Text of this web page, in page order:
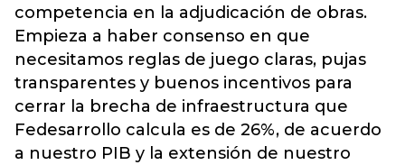
competencia en la adjudicación de obras.
Empieza a haber consenso en que
necesitamos reglas de juego claras, pujas
transparentes y buenos incentivos para
cerrar la brecha de infraestructura que
Fedesarrollo calcula es de 26%, de acuerdo
a nuestro PIB y la extensión de nuestro